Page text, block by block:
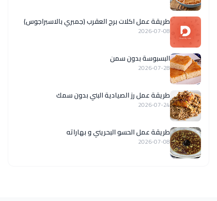
طريقة عمل اكلات برج العقرب (جمبري بالاسبراجوس)
2026-07-08
البسبوسة بدون سمن
2026-07-28
طريقة عمل رز الصيادية البني بدون سمك
2026-07-24
طريقة عمل الحسو البحريني و بهاراته
2026-07-08